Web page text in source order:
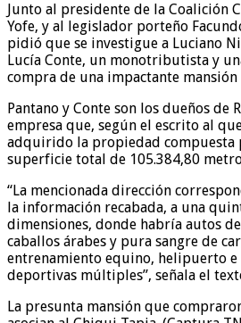
Junto al presidente de la Coalición
Yofe, y al legislador porteño
pidió que se investigue a Luciano
Lucía Conte, un monotributista y
compra de una impactante mansión
Pantano y Conte son los dueños de
empresa que, según el escrito al
adquirido la propiedad compuesta
superficie total de 105.384,80
“La mencionada dirección
la información recabada, a una
dimensiones, donde habría autos
caballos árabes y pura sangre de
entrenamiento equino, helipuerto e
deportivas múltiples”, señala el
La presunta mansión que